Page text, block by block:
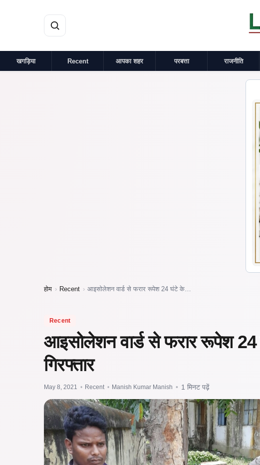
खगड़िया Recent आपका शहर परबत्ता राजनीति
होम › Recent › आइसोलेशन वार्ड से फरार रूपेश 24 घंटे के…
Recent
आइसोलेशन वार्ड से फरार रूपेश
गिरफ्तार
May 8, 2021 • Recent • Manish Kumar Manish • 1 मिनट पढ़ें